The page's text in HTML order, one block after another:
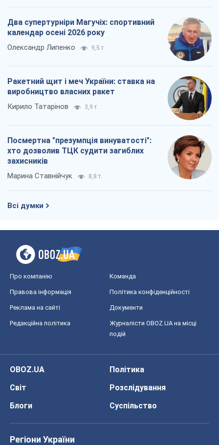
Два супертурніри Магучіх: спортивний
календар осені 2026 року
Олександр Липенко 9,5 т.
Ракетний щит і меч України: ставка на
виробництво власних ракет
Кирило Татарінов 3,9 т.
Посмертна "презумпція винуватості":
хто дозволив ТЦК судити загиблих
захисників
Марина Ставнійчук 8,8 т.
Всі думки
Про компанію Команда
Правова інформація Політика конфіденційності
Реклама на сайті Документи
Редакційна політика
Журналісти OBOZ.UA на місці
подій
OBOZ.UA
Політика
Світ
Розслідування
Блоги
Суспільство
Регіони України